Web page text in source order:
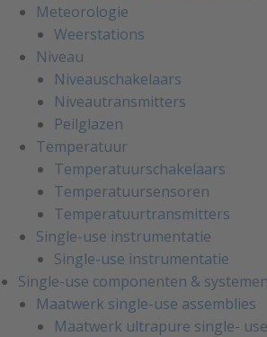
Meteorologie
Weerstations
Niveau
Niveauschakelaars
Niveautransmitters
Peilglazen
Temperatuur
Temperatuurschakelaars
Temperatuursensoren
Temperatuurtransmitters
Single-use instrumentatie
Single-use instrumentatie
Single-use componenten & systemen
Maatwerk single-use assemblies
Maatwerk ultrapure single-